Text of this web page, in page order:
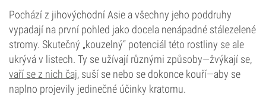
Pochází z jihovýchodní Asie a všechny jeho poddruhy
vypadají na první pohled jako docela nenápadné stálezelené
stromy. Skutečný „kouzelný“ potenciál této rostliny se ale
ukrývá v listech. Ty se užívají různými způsoby—žvýkají se,
vaří se z nich čaj, suší se nebo se dokonce kouří—aby se
naplno projevily jedinečné účinky kratomu.